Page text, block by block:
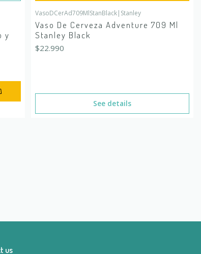
y
VasoDCerAd709MlStanBlack| Stanley
Vaso De Cerveza Adventure 709 Ml
Stanley Black
$22.990
See details
us